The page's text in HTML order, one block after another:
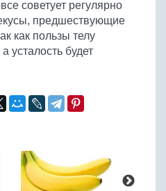
советует регулярно
предшествующие
как пользы телу
усталость будет